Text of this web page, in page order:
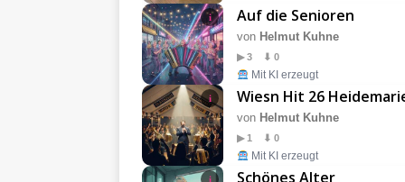
i Auf die Senioren
von Helmut Kuhne
▶ 3 ⬇ 0
Mit KI erzeugt
i Wiesn Hit 26
von Helmut Kuhne
▶ 1 ⬇ 0
Mit KI erzeugt
i Schönes Alter